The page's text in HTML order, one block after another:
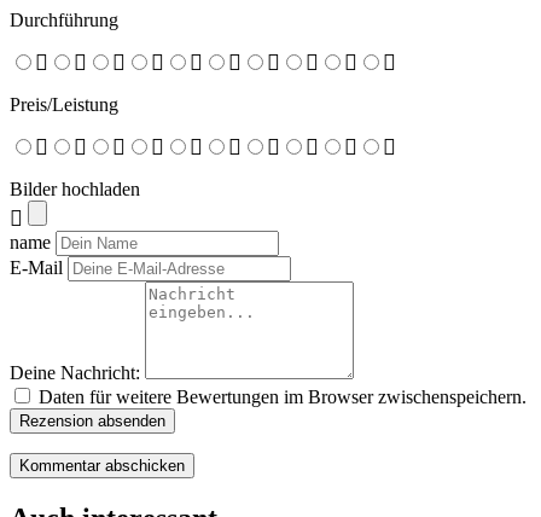
Durchführung
Preis/Leistung
Bilder hochladen
name
E-Mail
Deine Nachricht:
Daten für weitere Bewertungen im Browser zwischenspeichern.
Rezension absenden